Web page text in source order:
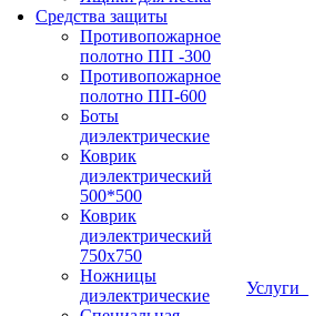
Средства защиты
Противопожарное
полотно ПП -300
Противопожарное
полотно ПП-600
Боты
диэлектрические
Коврик
диэлектрический
500*500
Коврик
диэлектрический
750х750
Ножницы
диэлектрические
Услуги